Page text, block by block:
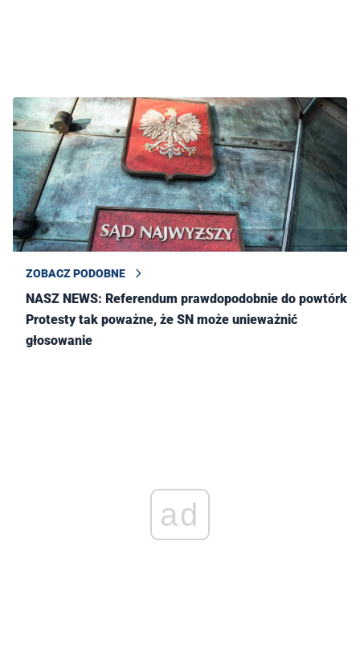
ZOBACZ PODOBNE
NASZ NEWS: Referendum prawdopodobnie do powtórki!
Protesty tak poważne, że SN może unieważnić
głosowanie
ad